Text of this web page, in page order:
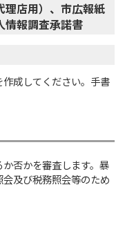
理店用）、市広報紙
情報調査承諾書
成してください。手書
否かを審査します。暴
及び税務照会等のため